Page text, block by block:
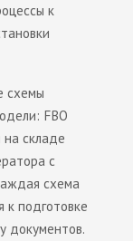
к
схемы
FBO
складе
с
схема
к подготовке
документов.